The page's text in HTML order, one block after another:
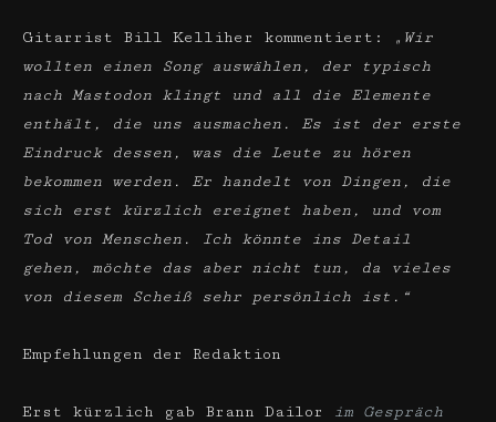
Gitarrist Bill Kelliher kommentiert:
„Wir
wollten einen Song auswählen, der typisch
nach Mastodon klingt und all die Elemente
enthält, die uns ausmachen. Es ist der erste
Eindruck dessen, was die Leute zu hören
bekommen werden. Er handelt von Dingen, die
sich erst kürzlich ereignet haben, und vom
Tod von Menschen. Ich könnte ins Detail
gehen, möchte das aber nicht tun, da vieles
von diesem Scheiß sehr persönlich ist.“
Empfehlungen der Redaktion
Erst kürzlich gab Brann Dailor
im Gespräch